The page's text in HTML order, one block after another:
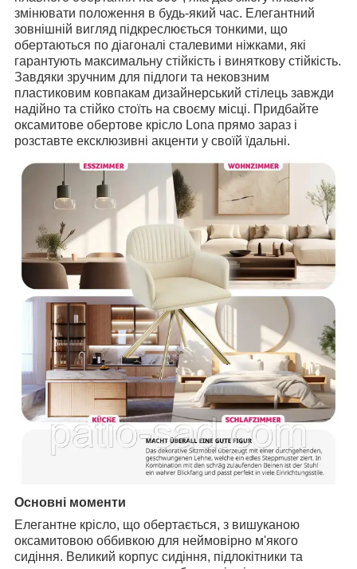
змінювати положення в будь-який час. Елегантний
зовнішній вигляд підкреслюється тонкими, що
обертаються по діагоналі сталевими ніжками, які
гарантують максимальну стійкість і виняткову стійкість.
Завдяки зручним для підлоги та нековзним
пластиковим ковпакам дизайнерський стілець завжди
надійно та стійко стоїть на своєму місці. Придбайте
оксамитове обертове крісло Lona прямо зараз і
розставте ексклюзивні акценти у своїй їдальні.
Основні моменти
Елегантне крісло, що обертається, з вишуканою
оксамитовою оббивкою для неймовірно м'якого
сидіння. Великий корпус сидіння, підлокітники та